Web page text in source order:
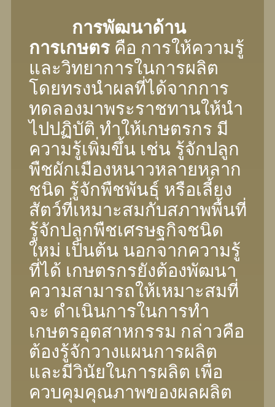
การพัฒนาด้าน
การเกษตร คือ การให้ความรู้
และวิทยาการในการผลิต
โดยทรงนําผลที่ได้จากการ
ทดลองมาพระราชทานให้นํา
ไปปฏิบัติ ทําให้เกษตรกร มี
ความรู้เพิ่มขึ้น เช่น รู้จักปลูก
พืชผักเมืองหนาวหลายหลาก
ชนิด รู้จักพืชพันธุ์ หรือเลี้ยง
สัตว์ที่เหมาะสมกับสภาพพื้นที่
รู้จักปลูกพืชเศรษฐกิจชนิด
ใหม่ เป็นต้น นอกจากความรู้
ที่ได้ เกษตรกรยังต้องพัฒนา
ความสามารถให้เหมาะสมที่
จะ ดำเนินการในการทํา
เกษตรอุตสาหกรรม กล่าวคือ
ต้องรู้จักวางแผนการผลิต
และมีวินัยในการผลิต เพื่อ
ควบคุมคุณภาพของผลผลิต